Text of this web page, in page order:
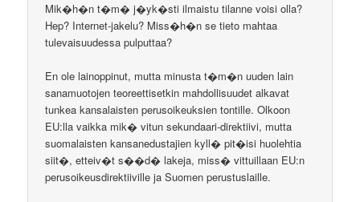
Mik�h�n t�m� j�yk�sti ilmaistu tilanne voisi olla?
Hep? Internet-jakelu? Miss�h�n se tieto mahtaa
tulevaisuudessa pulputtaa?
En ole lainoppinut, mutta minusta t�m�n uuden lain
sanamuotojen teoreettisetkin mahdollisuudet alkavat
tunkea kansalaisten perusoikeuksien tontille. Olkoon
EU:lla vaikka mik� vitun sekundaari-direktiivi, mutta
suomalaisten kansanedustajien kyll� pit�isi huolehtia
siit�, etteiv�t s��d� lakeja, miss� vittuillaan EU:n
perusoikeusdirektiiville ja Suomen perustuslaille.